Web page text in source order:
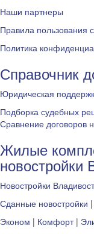
Наши партнеры
Правила пользования
Политика
Справочник
Юридическая
Подборка судебных
Сравнение договоров
Жилые
новостройки
Новостройки
Сданные новостройки |
Эконом | Комфорт|